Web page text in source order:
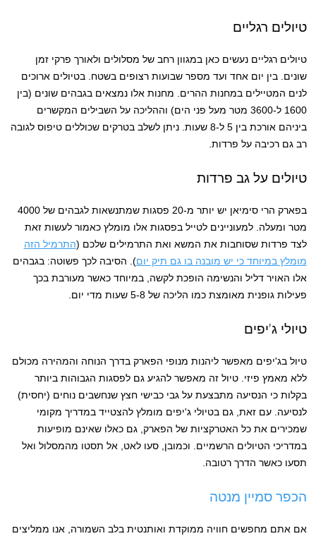
טיולים רגליים
טיולים רגליים נעשים כאן במגוון רחב של מסלולים ולאורך פרקי זמן
שונים. בין יום אחד ועד מספר שבועות רצופים בשטח. בטיולים ארוכים
לנים המטיילים במחנות ההרים. מחנות אלו נמצאים בגבהים שונים (בין
1600 ל-3600 מטר מעל פני הים) וההליכה על השבילים המקשרים
ביניהם אורכת בין 5 ל-8 שעות. ניתן לשלב בטרקים שכוללים טיפוס לגובה
רב גם רכיבה על פרדות.
טיולים על גב פרדות
בפארק הרי סימיאן יש יותר מ-20 פסגות שמתנשאות לגבהים של 4000
מטר ומעלה. למעוניינים לטייל בפסגות אלו מומלץ כאמור לעשות זאת
לצד פרדות שסוחבות את המשא ואת התרמילים שלכם (התרמיל הזה
מומלץ במיוחד כי יש מובנה בו גם תיק יום). הסיבה לכך פשוטה: בגבהים
אלו האויר דליל והנשימה הופכת לקשה, במיוחד כאשר מעורבת בכך
פעילות גופנית מאומצת כמו הליכה של 5-8 שעות מדי יום.
טיולי ג'יפים
טיול בג'יפים מאפשר ליהנות מנופי הפארק בדרך הנוחה והמהירה מכולם
ללא מאמץ פיזי. טיול זה מאפשר להגיע גם לפסגות הגבוהות ביותר
בקלות כי הנסיעה מתבצעת על גבי כבישי חצץ שנחשבים נוחים (יחסית)
לנסיעה. עם זאת, גם בטיולי ג'יפים מומלץ להצטייד במדריך מקומי
שמכירים את כל האטרקציות של הפארק, גם כאלו שאינם מופיעות
במדריכי הטיולים הרשמיים. וכמובן, סעו לאט, אל תסטו מהמסלול ואל
תסעו כאשר הדרך רטובה.
הכפר סמיין מנטה
אם אתם מחפשים חוויה ממוקדת ואותנטית בלב השמורה, אנו ממליצים